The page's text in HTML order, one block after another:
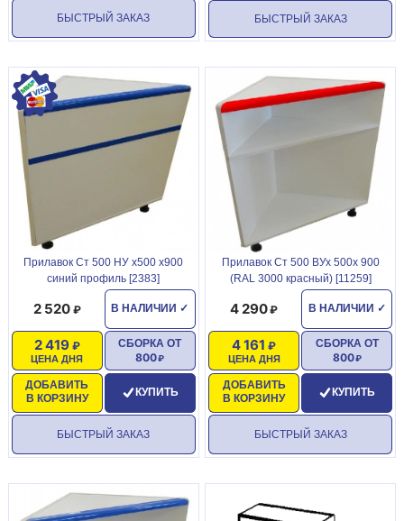
БЫСТРЫЙ ЗАКАЗ БЫСТРЫЙ ЗАКАЗ
Прилавок Ст 500 НУ х500 х900
синий профиль [2383]
В НАЛИЧИИ ✓
2 520
ЦЕНА ДНЯ
2 419
ДОБАВИТЬ
В КОРЗИНУ
СБОРКА ОТ
800
КУПИТЬ
БЫСТРЫЙ ЗАКАЗ
Прилавок Ст 500 ВУх 500х 900
(RAL 3000 красный) [11259]
В НАЛИЧИИ ✓
4 290
ЦЕНА ДНЯ
4 161
ДОБАВИТЬ
В КОРЗИНУ
СБОРКА ОТ
800
КУПИТЬ
БЫСТРЫЙ ЗАКАЗ